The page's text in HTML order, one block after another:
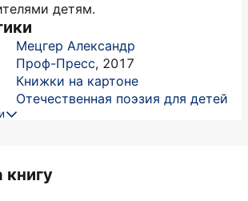
детям.
Мецгер Александр
Проф-Пресс, 2017
Книжки на картоне
Отечественная поэзия для детей
книгу